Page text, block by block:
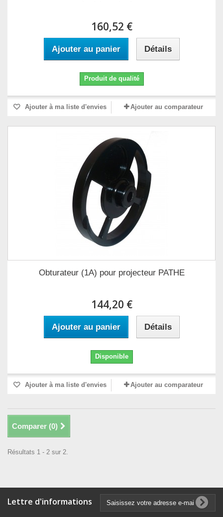
160,52 €
Ajouter au panier Détails
Produit de qualité
Ajouter à ma liste d'envies Ajouter au comparateur
Obturateur (1A) pour projecteur PATHE
144,20 €
Ajouter au panier Détails
Disponible
Ajouter à ma liste d'envies Ajouter au comparateur
Comparer (0)
Résultats 1 - 2 sur 2.
Lettre d'informations